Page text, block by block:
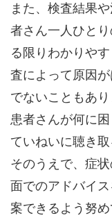
また、検査結果
者さん一人ひと
る限りわかりや
査によって原因
でないこともあ
患者さんが何に
ていねいに聴き
そのうえで、症
面でのアドバイ
案できるよう努